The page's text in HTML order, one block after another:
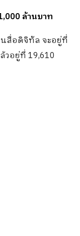
ล้านบาท
สื่อดิจิทัล จะอยู่ที่
วอยู่ที่ 19,610